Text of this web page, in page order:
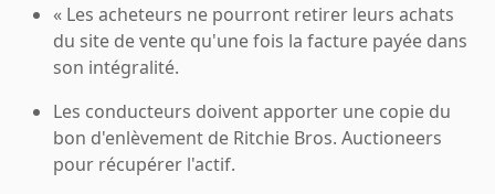
« Les acheteurs ne pourront retirer leurs achats
du site de vente qu'une fois la facture payée dans
son intégralité.
Les conducteurs doivent apporter une copie du
bon d'enlèvement de Ritchie Bros. Auctioneers
pour récupérer l'actif.